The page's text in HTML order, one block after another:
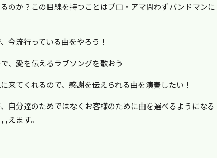
のか？この目線を持つことはプロ・アマ問わずバンドマンに
今流行っている曲をやろう！
、愛を伝えるラブソングを歌おう
来てくれるので、感謝を伝えられる曲を演奏したい！
自分達のためではなくお客様のために曲を選べるようになる
えます。